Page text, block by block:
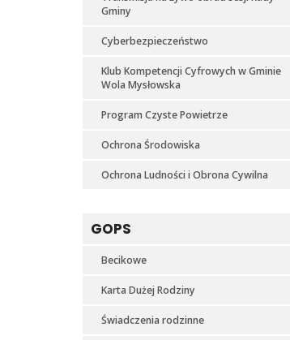
Gminy
Cyberbezpieczeństwo
Klub Kompetencji Cyfrowych w Gminie
Wola Mysłowska
Program Czyste Powietrze
Ochrona Środowiska
Ochrona Ludności i Obrona Cywilna
GOPS
Becikowe
Karta Dużej Rodziny
Świadczenia rodzinne